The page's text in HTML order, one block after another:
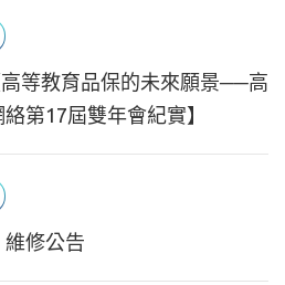
等教育品保的未來願景──高
第17屆雙年會紀實】
維修公告